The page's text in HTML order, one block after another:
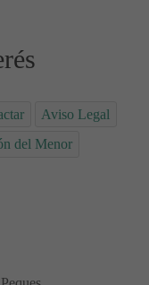
Aviso Legal
del Menor